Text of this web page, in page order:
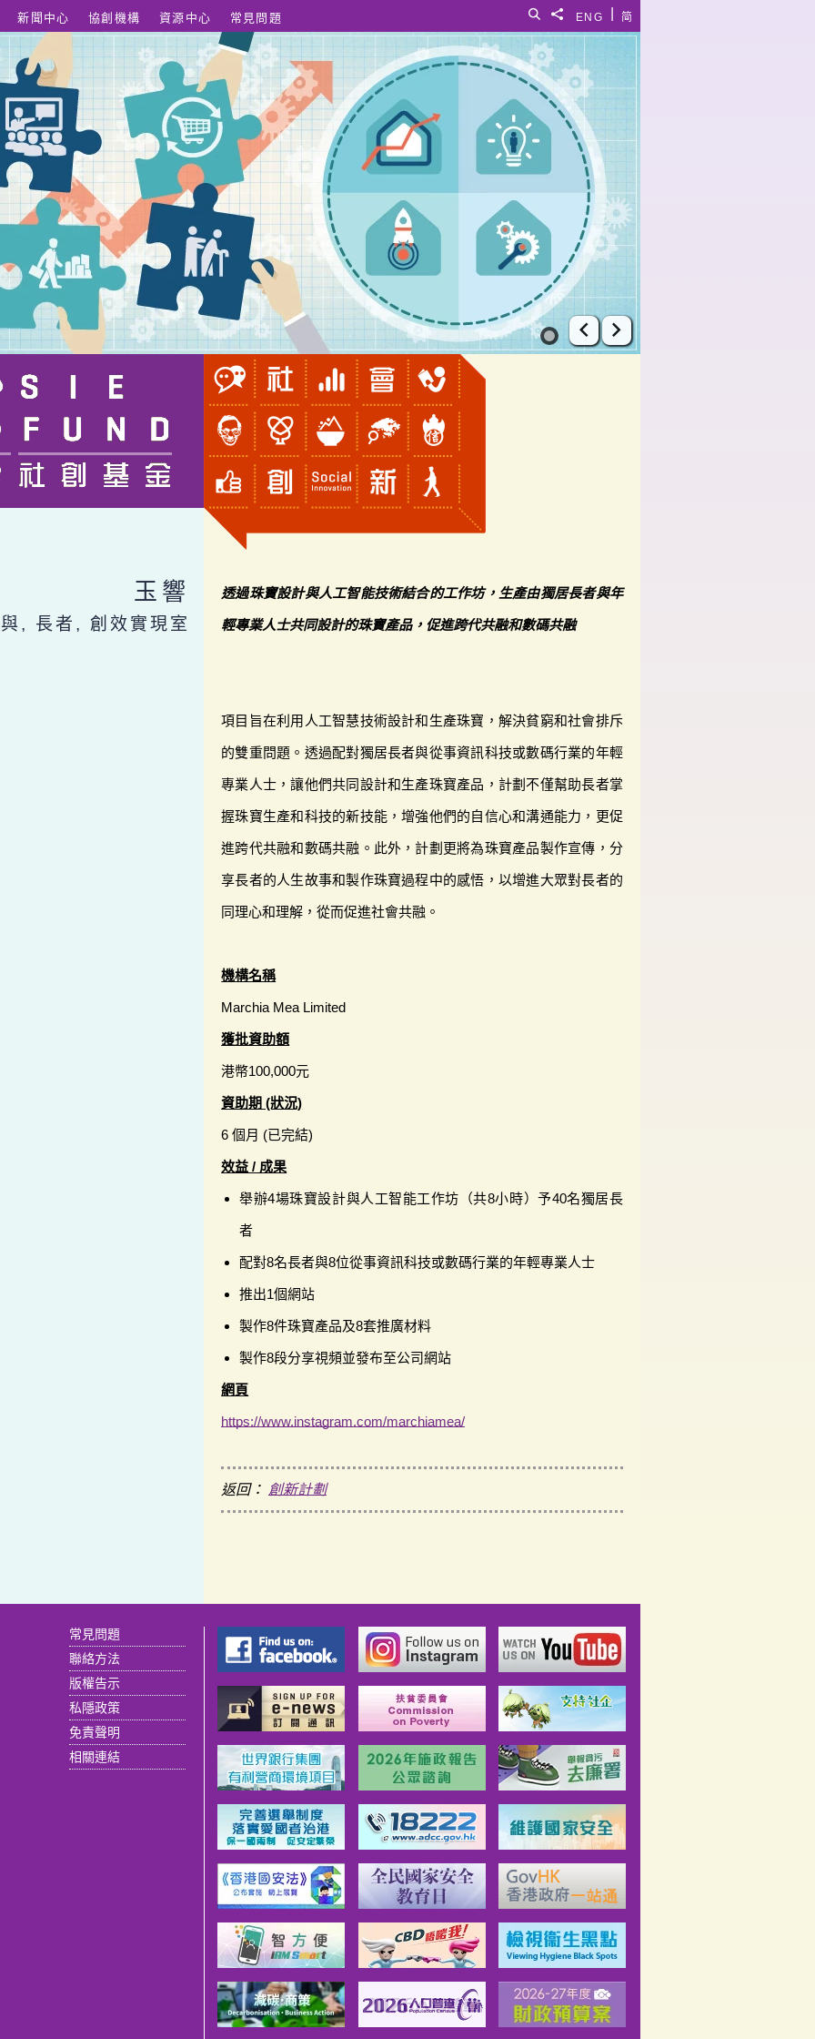
简
ENG
分享給
搜尋
新聞中心 協創機構 資源中心 常見問題
上一張幻燈片
下一張幻燈片
玉響
, 長者, 創效實現室
透過珠寶設計與人工智能技術結合的工作坊，生產由獨居長者與年
輕專業人士共同設計的珠寶產品，促進跨代共融和數碼共融
項目旨在利用人工智慧技術設計和生產珠寶，解決貧窮和社會排斥
的雙重問題。透過配對獨居長者與從事資訊科技或數碼行業的年輕
專業人士，讓他們共同設計和生產珠寶產品，計劃不僅幫助長者掌
握珠寶生產和科技的新技能，增強他們的自信心和溝通能力，更促
進跨代共融和數碼共融。此外，計劃更將為珠寶產品製作宣傳，分
享長者的人生故事和製作珠寶過程中的感悟，以增進大眾對長者的
同理心和理解，從而促進社會共融。
機構名稱
Marchia Mea Limited
獲批資助額
港幣100,000元
資助期 (狀況)
6 個月 (已完結)
效益 / 成果
舉辦4場珠寶設計與人工智能工作坊（共8小時）予40名獨居長
者
配對8名長者與8位從事資訊科技或數碼行業的年輕專業人士
推出1個網站
製作8件珠寶產品及8套推廣材料
製作8段分享視頻並發布至公司網站
網頁
https://www.instagram.com/marchiamea/
返回： 創新計劃
常見問題
聯絡方法
版權告示
私隱政策
免責聲明
相關連結